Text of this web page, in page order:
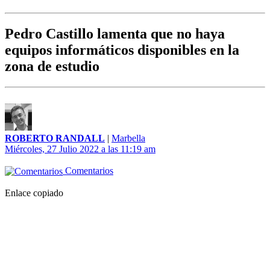
Pedro Castillo lamenta que no haya
equipos informáticos disponibles en la
zona de estudio
ROBERTO RANDALL | Marbella
Miércoles, 27 Julio 2022 a las 11:19 am
Comentarios
Enlace copiado